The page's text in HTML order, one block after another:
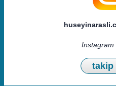
Instagram
takip